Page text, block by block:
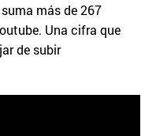
más de 267
Una cifra que
de subir